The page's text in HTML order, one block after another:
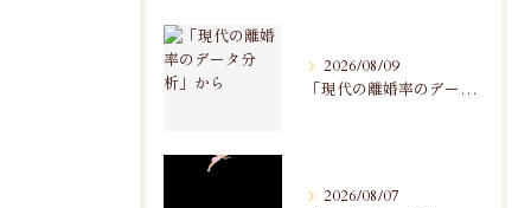
2026/08/09
「現代の離婚率のデータ分析」から
2026/08/07